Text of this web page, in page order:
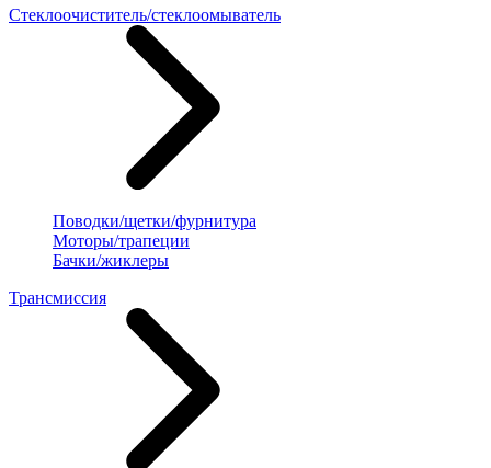
Стеклоочиститель/стеклоомыватель
Поводки/щетки/фурнитура
Моторы/трапеции
Бачки/жиклеры
Трансмиссия